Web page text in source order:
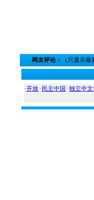
网友评论： （只显示
·开放 · 民主中国 ·独立中